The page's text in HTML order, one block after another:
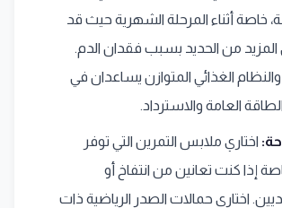
خاصة أثناء المرحلة الشهرية حيث قد
المزيد من الحديد بسبب فقدان الدم.
الغذائي المتوازن يساعدان في
العامة والاسترداد.
اختاري ملابس التمرين التي توفر
إذا كنت تعانين من انتفاخ أو
اختاري حمالات الصدر الرياضية ذات